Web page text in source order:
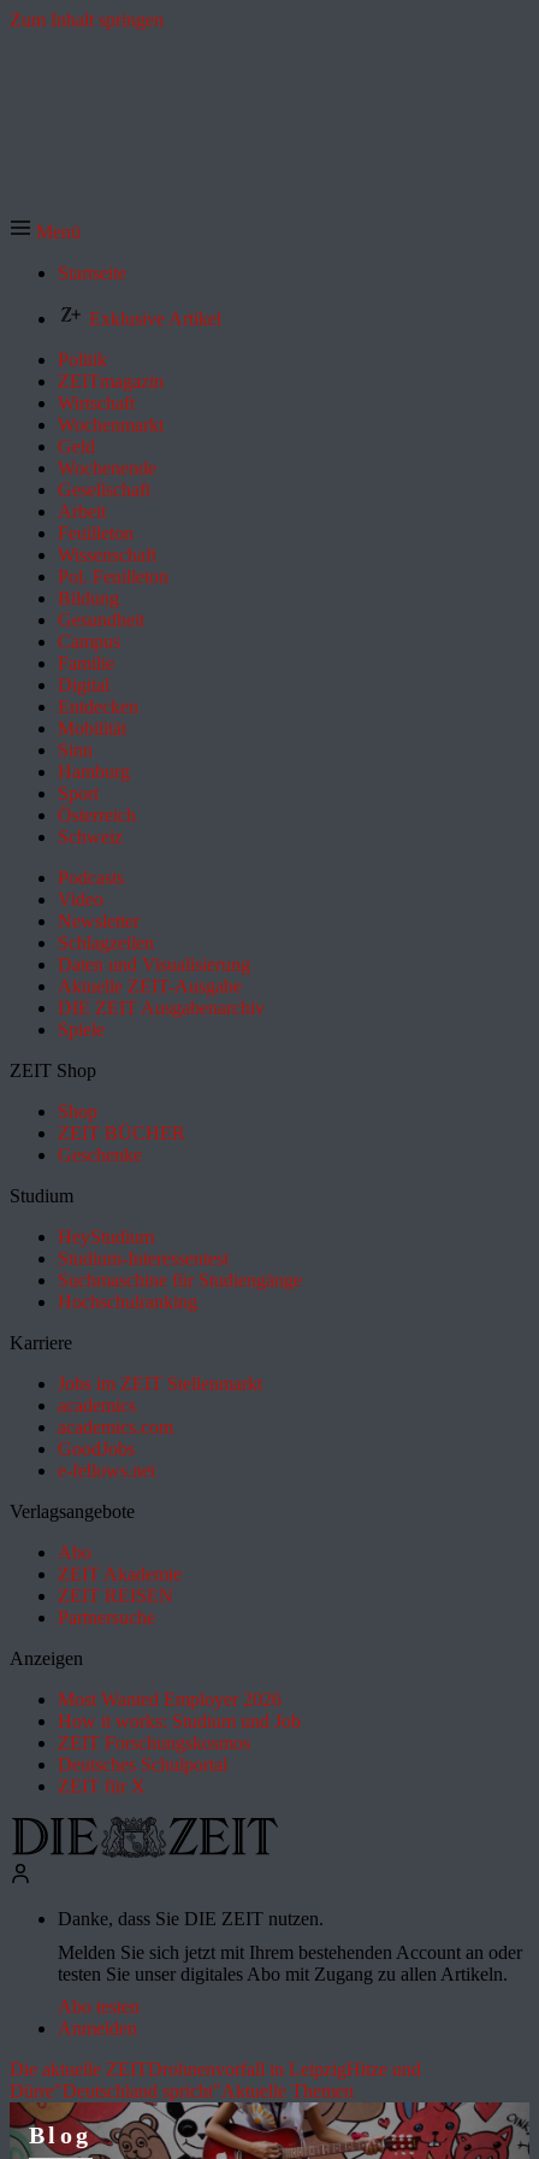
Zum Inhalt springen
Menü
Startseite
Exklusive Artikel
Politik
ZEITmagazin
Wirtschaft
Wochenmarkt
Geld
Wochenende
Gesellschaft
Arbeit
Feuilleton
Wissenschaft
Pol. Feuilleton
Bildung
Gesundheit
Campus
Familie
Digital
Entdecken
Mobilität
Sinn
Hamburg
Sport
Österreich
Schweiz
Podcasts
Video
Newsletter
Schlagzeilen
Daten und Visualisierung
Aktuelle ZEIT-Ausgabe
DIE ZEIT Ausgabenarchiv
Spiele
ZEIT Shop
Shop
ZEIT BÜCHER
Geschenke
Studium
HeyStudium
Studium-Interessentest
Suchmaschine für Studiengänge
Hochschulranking
Karriere
Jobs im ZEIT Stellenmarkt
academics
academics.com
GoodJobs
e-fellows.net
Verlagsangebote
Abo
ZEIT Akademie
ZEIT REISEN
Partnersuche
Anzeigen
Most Wanted Employer 2026
How it works: Studium und Job
ZEIT Forschungskosmos
Deutsches Schulportal
ZEIT für X
Danke, dass Sie DIE ZEIT nutzen.
Melden Sie sich jetzt mit Ihrem bestehenden Account an oder
testen Sie unser digitales Abo mit Zugang zu allen Artikeln.
Abo testen
Anmelden
Die aktuelle ZEITDrohnenvorfall in LeipzigHitze und
Dürre"Deutschland spricht"Aktuelle Themen
Blog